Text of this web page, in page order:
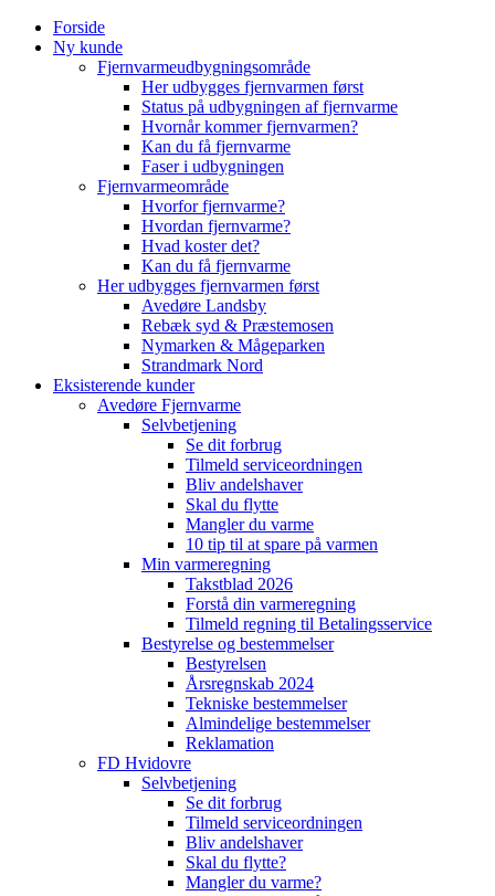
Skip
Forside
Ny kunde
Fjernvarmeudbygningsområde
Her udbygges fjernvarmen først
Status på udbygningen af fjernvarme
Hvornår kommer fjernvarmen?
Kan du få fjernvarme
Faser i udbygningen
Fjernvarmeområde
Hvorfor fjernvarme?
Hvordan fjernvarme?
Hvad koster det?
Kan du få fjernvarme
Her udbygges fjernvarmen først
Avedøre Landsby
Rebæk syd & Præstemosen
Nymarken & Mågeparken
Strandmark Nord
Eksisterende kunder
Avedøre Fjernvarme
Selvbetjening
Se dit forbrug
Tilmeld serviceordningen
Bliv andelshaver
Skal du flytte
Mangler du varme
10 tip til at spare på varmen
Min varmeregning
Takstblad 2026
Forstå din varmeregning
Tilmeld regning til Betalingsservice
Bestyrelse og bestemmelser
Bestyrelsen
Årsregnskab 2024
Tekniske bestemmelser
Almindelige bestemmelser
Reklamation
FD Hvidovre
Selvbetjening
Se dit forbrug
Tilmeld serviceordningen
Bliv andelshaver
Skal du flytte?
Mangler du varme?